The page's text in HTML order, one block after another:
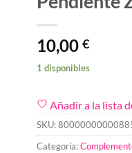
10,00 €
1 disponibles
Añadir a la lista
SKU:
Categoría: